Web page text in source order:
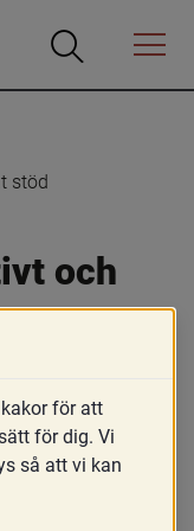
Öppna
Öppna
Menyn
stöd
och
för eller med
för att
för dig. Vi
så att vi kan